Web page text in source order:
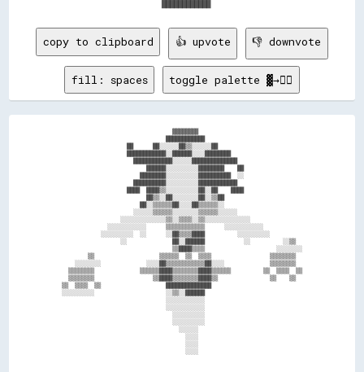
copy to clipboard 👍 upvote 👎 downvote
fill: spaces toggle palette ▓→✊🏽
                                  ▓▓▓▓▓▓▓▓
                    ██      ██░░░░░░██▒▒░░░░░░██
                    ████████████░░██████░░░░████████
                      ████████████░░░░░░██████████████
                          ██████░░░░░░░░░░████████    ██
                        ████████░░░░░░░░░░██████████  ░░
                      ██████████░░░░░░░░░░████████████
                    ████  ████▒▒░░░░░░░░░░██░░██    ████
                          ██▒▒░░██░░░░░░░░██░░▒▒██
                        ██░░▒▒▒▒▒▒██░░░░██▒▒▒▒▒▒░░
                      ░░░░░░▒▒▒▒▒▒░░░░░░░░▒▒▒▒▒▒░░░░░░
                  ░░░░░░░░░░░░░░▒▒░░▒▒▒▒░░▒▒░░░░░░░░░░░░░░
              ░░░░░░░░░░░░      ▒▒▒▒▒▒▒▒▒▒▒▒      ░░░░░░░░░░░░
            ░░░░░░░░░░  ░░      ░░██▒▒▒▒████          ░░░░░░░░░░
                  ░░              ██░░██████            ░░          ░░▒▒
                                  ▒▒████▒▒▒▒                      ░░░░░░░░
        ▒▒                    ▒▒▒▒▒▒  ▒▒  ▒▒▒▒                  ▒▒▒▒▒▒▒▒
    ░░░░░░░░              ░░░░██▒▒▒▒▒▒▒▒▒▒▒▒██░░░░              ▒▒▒▒▒▒▒▒
  ▒▒▒▒▒▒▒▒              ▒▒▒▒▒▒████▒▒▒▒▒▒▒▒████▒▒▒▒▒▒          ▒▒  ▒▒▒▒  ▒▒
  ▒▒▒▒▒▒▒▒                  ▒▒████▒▒▒▒▒▒▒▒████▒▒                ▒▒    ▒▒
▒▒  ▒▒▒▒  ▒▒                    ██████████████
░░░░░░░░░░                      ░░▒▒░░██████
                                ░░░░░░░░░░░░
                                ░░░░░░░░░░░░
                                  ░░░░░░░░░░
                                  ░░░░░░░░░░
                                    ░░░░░░
                                      ░░░░
                                      ░░░░